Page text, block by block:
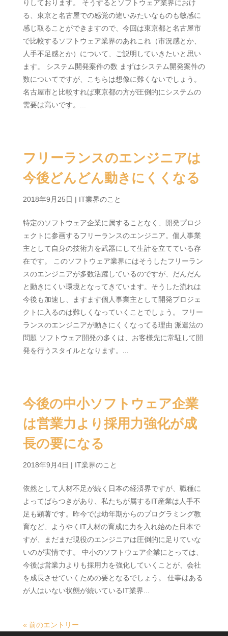
りしております。 そうするとソフトウェア業界におけ
る、東京と名古屋での感覚の違いみたいなものも敏感に
感じ取ることができますので、今回は東京都と名古屋市
で比較するソフトウェア業界のあれこれ（市況感とか、
人手不足感とか）について、ご説明していきたいと思い
ます。 システム開発案件の数 まずはシステム開発案件の
数についてですが、こちらは想像に難くないでしょう。
名古屋市と比較すれば東京都の方が圧倒的にシステムの
需要は高いです。...
フリーランスのエンジニアは
今後どんどん動きにくくなる
2018年9月25日 | IT業界のこと
特定のソフトウェア企業に属することなく、開発プロジ
ェクトに参画するフリーランスのエンジニア。個人事業
主として自身の技術力を武器にして生計を立てている存
在です。 このソフトウェア業界にはそうしたフリーラン
スのエンジニアが多数活躍しているのですが、だんだん
と動きにくい環境となってきています。そうした流れは
今後も加速し、ますます個人事業主として開発プロジェ
クトに入るのは難しくなっていくことでしょう。 フリー
ランスのエンジニアが動きにくくなってる理由 派遣法の
問題 ソフトウェア開発の多くは、お客様先に常駐して開
発を行うスタイルとなります。...
今後の中小ソフトウェア企業
は営業力より採用力強化が成
長の要になる
2018年9月4日 | IT業界のこと
依然として人材不足が続く日本の経済界ですが、職種に
よってばらつきがあり、私たちが属するIT産業は人手不
足も顕著です。昨今では幼年期からのプログラミング教
育など、ようやくIT人材の育成に力を入れ始めた日本で
すが、まだまだ現役のエンジニアは圧倒的に足りていな
いのが実情です。 中小のソフトウェア企業にとっては、
今後は営業力よりも採用力を強化していくことが、会社
を成長させていくための要となるでしょう。 仕事はある
が人はいない状態が続いているIT業界...
« 前のエントリー